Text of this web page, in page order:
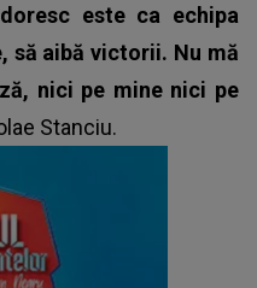
este ca echipa
să aibă victorii. Nu mă
nici pe mine nici pe
Stanciu.